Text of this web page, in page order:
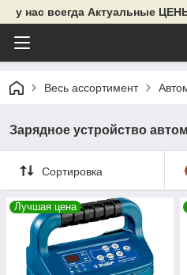
у нас всегда Актуальные
Весь ассортимент
Зарядное устройство
Сортировка
Лучшая цена